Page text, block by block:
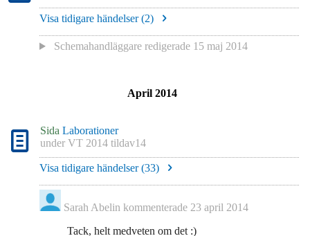
Visa tidigare händelser (2)
Schemahandläggare redigerade 15 maj 2014
April 2014
Sida Laborationer
under VT 2014 tildav14
Visa tidigare händelser (33)
Sarah Abelin kommenterade 23 april 2014
Tack, helt medveten om det :)